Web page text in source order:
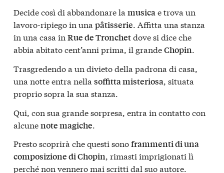
Decide così di abbandonare la musicae trova un
lavoro-ripiego in una pâtisserie. Affitta una stanza
in una casa in Rue de Tronchetdove si dice che
abbia abitato cent’anni prima, il grandeChopin.
Trasgredendo a un divieto della padrona di casa,
una notte entra nella soffitta misteriosa, situata
proprio sopra la sua stanza.
Qui, con sua grande sorpresa, entra in contatto con
alcunenote magiche
Presto scoprirà che questi sonoframmenti di una
composizione di Chopin, rimasti imprigionati lì
perché non vennero mai scritti dal suo autore.